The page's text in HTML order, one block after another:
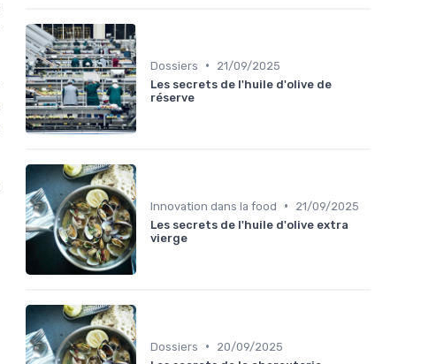
Dossiers •
21/09/2025
Les secrets de l'huile d'olive de
réserve
Innovation dans la food •
21/09/2025
Les secrets de l'huile d'olive extra
vierge
Dossiers •
20/09/2025